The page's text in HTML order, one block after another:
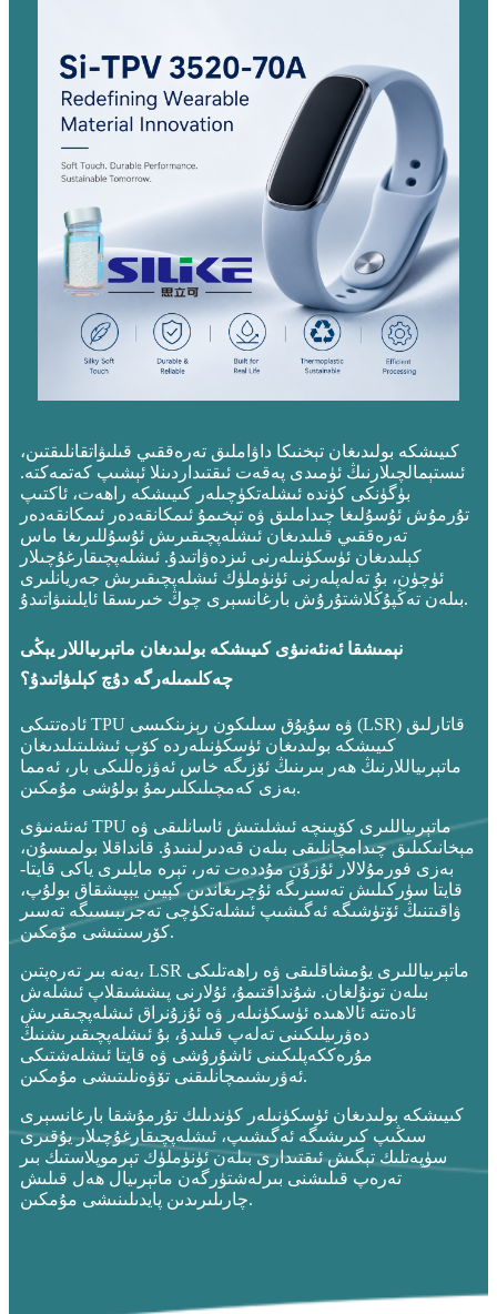
كىيىشكە بولىدىغان تېخنىكا داۋاملىق تەرەققىي قىلىۋاتقانلىقتىن،
ئىستېمالچىلارنىڭ ئۈمىدى پەقەت ئىقتىداردىنلا ئېشىپ كەتمەكتە.
بۈگۈنكى كۈندە ئىشلەتكۈچىلەر كىيىشكە راھەت، ئاكتىپ
تۇرمۇش ئۇسۇلىغا چىداملىق ۋە تېخىمۇ ئىمكانقەدەر ئىمكانقەدەر
تەرەققىي قىلىدىغان ئىشلەپچىقىرىش ئۇسۇللىرىغا ماس
كېلىدىغان ئۈسكۈنىلەرنى ئىزدەۋاتىدۇ. ئىشلەپچىقارغۇچىلار
ئۈچۈن، بۇ تەلەپلەرنى ئۈنۈملۈك ئىشلەپچىقىرىش جەريانلىرى
بىلەن تەڭپۇڭلاشتۇرۇش بارغانسېرى چوڭ خىرىسقا ئايلىنىۋاتىدۇ.
نېمىشقا ئەنئەنىۋى كىيىشكە بولىدىغان ماتېرىياللار يېڭى
چەكلىمىلەرگە دۇچ كېلىۋاتىدۇ؟
ئادەتتىكى TPU ۋە سۇيۇق سىلىكون رېزىنكىسى (LSR) قاتارلىق
كىيىشكە بولىدىغان ئۈسكۈنىلەردە كۆپ ئىشلىتىلىدىغان
ماتېرىياللارنىڭ ھەر بىرىنىڭ ئۆزىگە خاس ئەۋزەللىكى بار، ئەمما
بەزى كەمچىلىكلىرىمۇ بولۇشى مۇمكىن.
ئەنئەنىۋى TPU ماتېرىياللىرى كۆپىنچە ئىشلىتىش ئاسانلىقى ۋە
مېخانىكىلىق چىدامچانلىقى بىلەن قەدىرلىنىدۇ. قانداقلا بولمىسۇن،
بەزى فورمۇلالار ئۇزۇن مۇددەت تەر، تېرە مايلىرى ياكى قايتا-
قايتا سۈركىلىش تەسىرىگە ئۇچرىغاندىن كېيىن يېپىشقاق بولۇپ،
ۋاقىتنىڭ ئۆتۈشىگە ئەگىشىپ ئىشلەتكۈچى تەجرىبىسىگە تەسىر
كۆرسىتىشى مۇمكىن.
يەنە بىر تەرەپتىن، LSR ماتېرىياللىرى يۇمشاقلىقى ۋە راھەتلىكى
بىلەن تونۇلغان. شۇنداقتىمۇ، ئۇلارنى پىششىقلاپ ئىشلەش
ئادەتتە ئالاھىدە ئۈسكۈنىلەر ۋە ئۇزۇنراق ئىشلەپچىقىرىش
دەۋرىيلىكىنى تەلەپ قىلىدۇ، بۇ ئىشلەپچىقىرىشنىڭ
مۇرەككەپلىكىنى ئاشۇرۇشى ۋە قايتا ئىشلەشتىكى
ئەۋرىشىمچانلىقنى تۆۋەنلىتىشى مۇمكىن.
كىيىشكە بولىدىغان ئۈسكۈنىلەر كۈندىلىك تۇرمۇشقا بارغانسېرى
سىڭىپ كىرىشىگە ئەگىشىپ، ئىشلەپچىقارغۇچىلار يۇقىرى
سۈپەتلىك تېگىش ئىقتىدارى بىلەن ئۈنۈملۈك تېرموپلاستىك بىر
تەرەپ قىلىشنى بىرلەشتۈرگەن ماتېرىيال ھەل قىلىش
چارىلىرىدىن پايدىلىنىشى مۇمكىن.